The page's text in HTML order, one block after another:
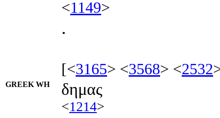
<1149>
.
[<3165> <3568> <2532
GREEK WH δημας
<1214>